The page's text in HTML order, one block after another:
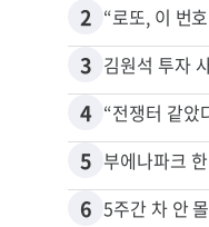
2
3 김원석 투자
4
5
6 5주간 차 안